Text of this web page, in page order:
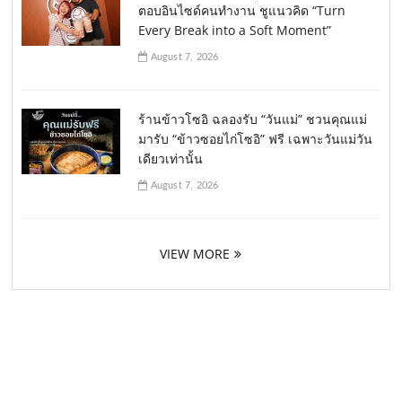
ตอบอินไซด์คนทำงาน ชูแนวคิด “Turn
Every Break into a Soft Moment”
August 7, 2026
ร้านข้าวโซอิ ฉลองรับ “วันแม่” ชวนคุณแม่
มารับ “ข้าวซอยไก่โซอิ” ฟรี เฉพาะวันแม่วัน
เดียวเท่านั้น
August 7, 2026
VIEW MORE